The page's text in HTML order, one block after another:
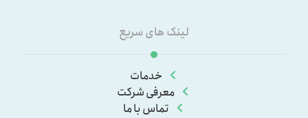
لینک های سریع
خدمات
معرفی شرکت
تماس با ما